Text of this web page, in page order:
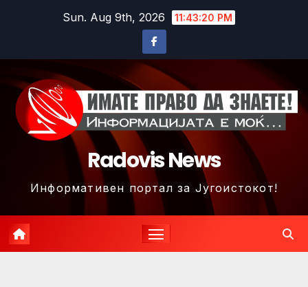
Sun. Aug 9th, 2026 11:43:22 PM
Radovis News
Информативен портал за Југоистокот!